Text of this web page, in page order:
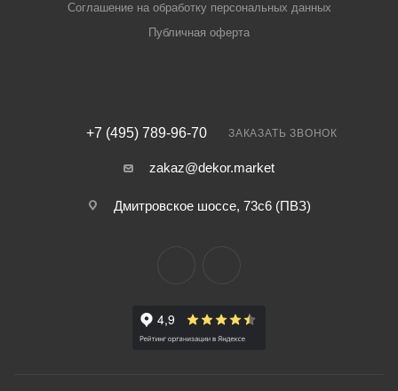
Соглашение на обработку персональных данных
Публичная оферта
+7 (495) 789-96-70 ЗАКАЗАТЬ ЗВОНОК
zakaz@dekor.market
Дмитровское шоссе, 73с6 (ПВЗ)